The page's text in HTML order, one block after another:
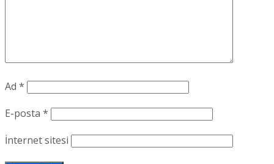
Ad *
E-posta *
İnternet sitesi